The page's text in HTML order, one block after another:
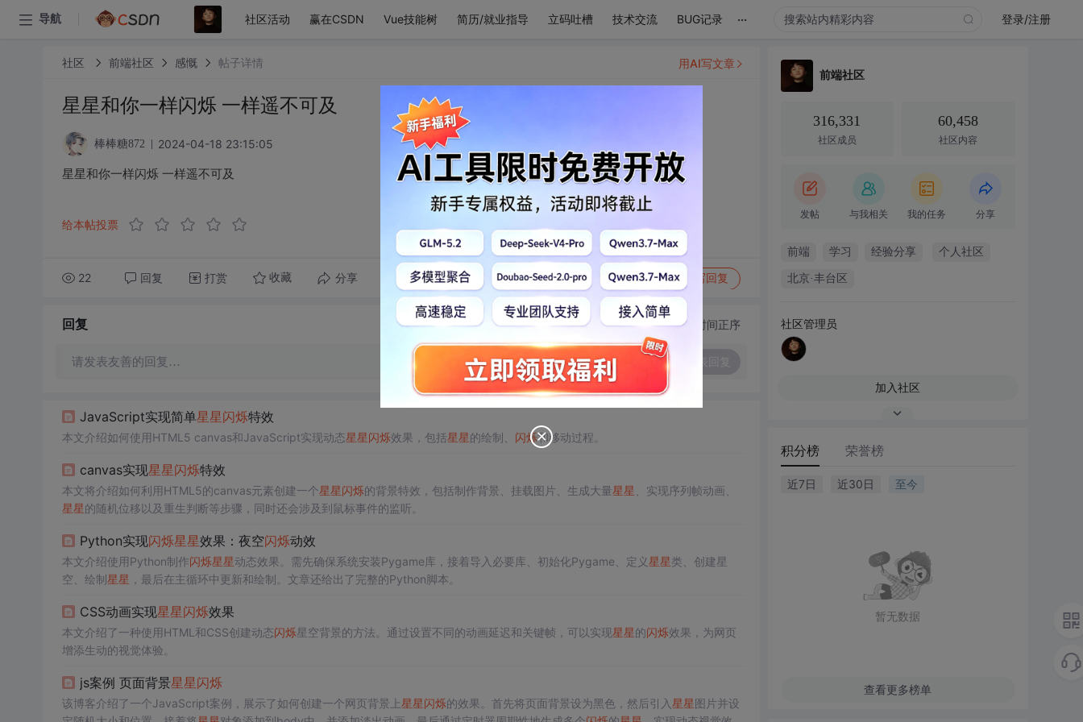
导航 社区活动 赢在CSDN Vue技能树 简历/就业指导 立码吐槽 技术交流 BUG记录 ... 登录/注册
社区 前端社区 感慨 帖子详情
星星和你一样闪烁 一样遥不可及
棒棒糖872 2024-04-18 23:15:05
星星和你一样闪烁 一样遥不可及
给本帖投票
22 回复 打赏 收藏 分享 转发到动态 举报 写回复
用AI写文章
回复 切换为时间正序
请发表友善的回复…
JavaScript实现简单星星闪烁特效
本文介绍如何使用HTML5 canvas和JavaScript实现动态星星闪烁效果，包括星星的绘制、 闪烁和移动过程。
canvas实现星星闪烁特效
本文将介绍如何利用HTML5的canvas元素创建一个星星闪烁的背景特效，包括制作背景、挂载图片、生成大量星星 、实现序列帧动画、
星星的随机位移以及重生判断等步骤，同时还会涉及到鼠标事件的监听。
Python实现闪烁星星效果：夜空闪烁动效
本文介绍使用Python制作闪烁星星动态效果。需先确保系统安装Pygame库，接着导入必要库、初始化Pygame、定义星星类、创建星
空、绘制星星 ，最后在主循环中更新和绘制。文章还给出了完整的Python脚本。
CSS动画实现星星闪烁效果
本文介绍了一种使用HTML和CSS创建动态闪烁星空背景的方法。通过设置不同的动画延迟和关键帧，可以实现星星的闪烁效果，为网页
增添生动的视觉体验。
js案例 页面背景星星闪烁
该博客介绍了一个JavaScript案例，展示了如何创建一个网页背景上星星闪烁的效果。首先将页面背景设为黑色，然后引入星星图片并设
前端社区
316,331
社区成员
60,458
社区内容
发帖 与我相关 我的任务 分享
前端 学习 经验分享 个人社区
北京·丰台区
社区管理员
加入社区
积分榜 荣誉榜
近7日 近30日 至今
暂无数据
查看更多榜单